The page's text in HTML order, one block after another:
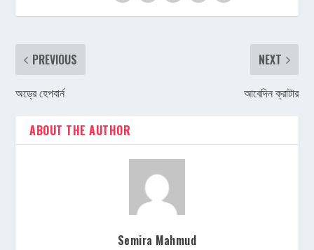
PREVIOUS
অড্রে হেপবার্ন
NEXT
আবেদিন ক্রাটার
ABOUT THE AUTHOR
Semira Mahmud